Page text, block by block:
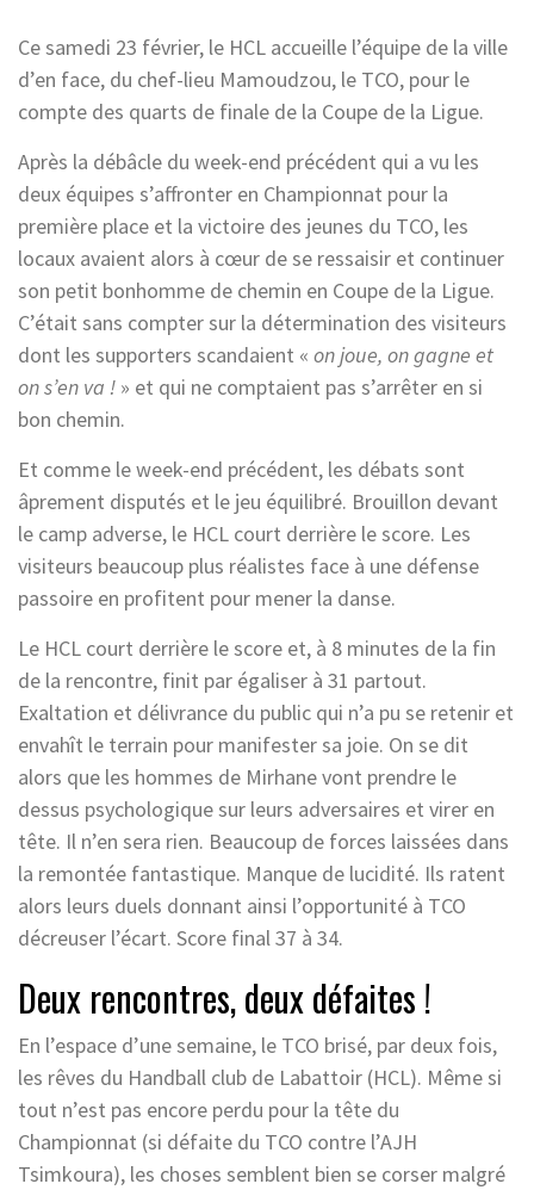
Ce samedi 23 février, le HCL accueille l’équipe de la ville
d’en face, du chef-lieu Mamoudzou, le TCO, pour le
compte des quarts de finale de la Coupe de la Ligue.
Après la débâcle du week-end précédent qui a vu les
deux équipes s’affronter en Championnat pour la
première place et la victoire des jeunes du TCO, les
locaux avaient alors à cœur de se ressaisir et continuer
son petit bonhomme de chemin en Coupe de la Ligue.
C’était sans compter sur la détermination des visiteurs
dont les supporters scandaient « on joue, on gagne et
on s’en va ! » et qui ne comptaient pas s’arrêter en si
bon chemin.
Et comme le week-end précédent, les débats sont
âprement disputés et le jeu équilibré. Brouillon devant
le camp adverse, le HCL court derrière le score. Les
visiteurs beaucoup plus réalistes face à une défense
passoire en profitent pour mener la danse.
Le HCL court derrière le score et, à 8 minutes de la fin
de la rencontre, finit par égaliser à 31 partout.
Exaltation et délivrance du public qui n’a pu se retenir et
envahît le terrain pour manifester sa joie. On se dit
alors que les hommes de Mirhane vont prendre le
dessus psychologique sur leurs adversaires et virer en
tête. Il n’en sera rien. Beaucoup de forces laissées dans
la remontée fantastique. Manque de lucidité. Ils ratent
alors leurs duels donnant ainsi l’opportunité à TCO
décreuser l’écart. Score final 37 à 34.
Deux rencontres, deux défaites !
En l’espace d’une semaine, le TCO brisé, par deux fois,
les rêves du Handball club de Labattoir (HCL). Même si
tout n’est pas encore perdu pour la tête du
Championnat (si défaite du TCO contre l’AJH
Tsimkoura), les choses semblent bien se corser malgré